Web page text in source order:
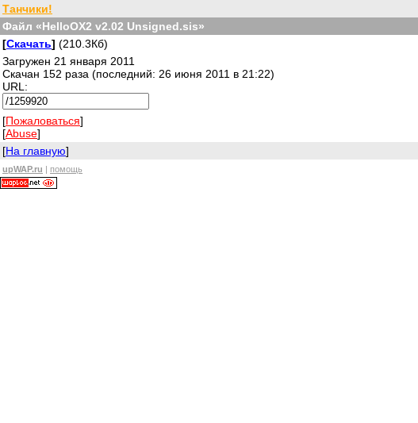
Танчики!
Файл «HelloOX2 v2.02 Unsigned.sis»
[Скачать] (210.3Кб)
Загружен 21 января 2011
Скачан 152 раза (последний: 26 июня 2011 в 21:22)
URL:
[Пожаловаться]
[Abuse]
[На главную]
upWAP.ru | помощь